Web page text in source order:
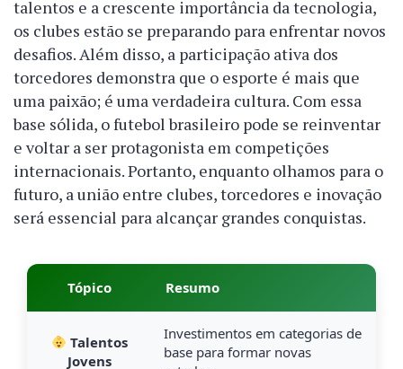
talentos e a crescente importância da tecnologia,
os clubes estão se preparando para enfrentar novos
desafios. Além disso, a participação ativa dos
torcedores demonstra que o esporte é mais que
uma paixão; é uma verdadeira cultura. Com essa
base sólida, o futebol brasileiro pode se reinventar
e voltar a ser protagonista em competições
internacionais. Portanto, enquanto olhamos para o
futuro, a união entre clubes, torcedores e inovação
será essencial para alcançar grandes conquistas.
Tópico Resumo
Talentos
Jovens
Investimentos em categorias de
base para formar novas